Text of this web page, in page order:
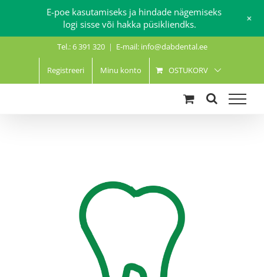
Tel.: 6 391 320 | E-mail: info@dabdental.ee
Registreeri Minu konto OSTUKORV
E-poe kasutamiseks ja hindade nägemiseks
logi sisse või hakka püsikliendks.
+